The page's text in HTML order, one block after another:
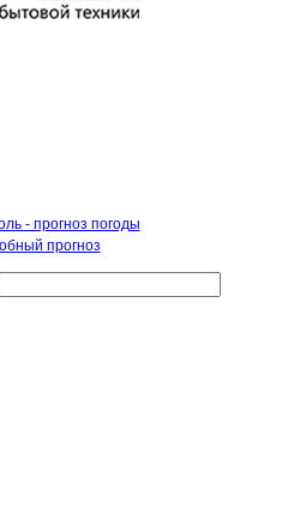
- прогноз погоды
прогноз